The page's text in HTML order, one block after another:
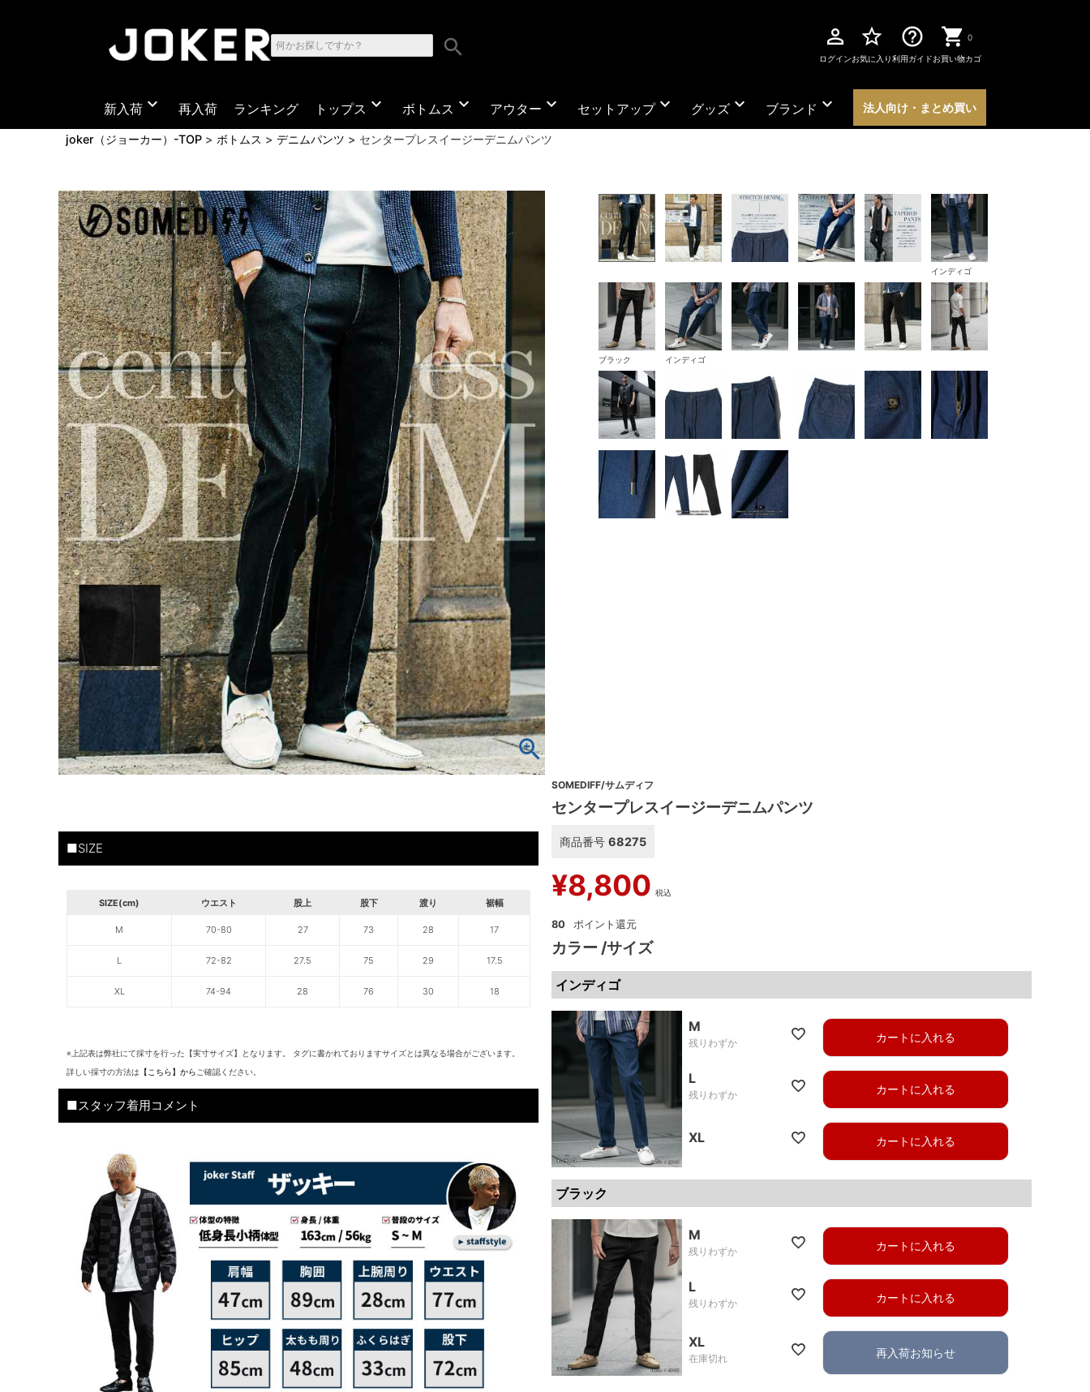
search perm_identity
ログイン
star_border
お気に入り
help_outline
利用ガイド
0
お買い物カゴ
新入荷 expand_more 再入荷 ランキング トップス expand_more ボトムス expand_more アウター expand_more セットアップexpand_more グッズ expand_more ブランド expand_more 法人向け・まとめ買い
joker（ジョーカー）-TOP ボトムス デニムパンツ センタープレスイージーデニムパンツ
インディゴ
ブラック インディゴ
■SIZE
SIZE(cm) ウエスト 股上 股下 渡り 裾幅
M 70-80 27 73 28 17
L 72-82 27.5 75 29 17.5
XL 74-94 28 76 30 18
※上記表は弊社にて採寸を行った【実寸サイズ】となります。 タグに書かれておりますサイズとは異なる場合がございます。
詳しい採寸の方法は 【こちら】から ご確認ください。
■スタッフ着用コメント
SOMEDIFF/サムディフ
センタープレスイージーデニムパンツ
商品番号 68275
¥8,800 税込
80
カラー サイズ
インディゴ
M
残りわずか カートに入れる
L
残りわずか カートに入れる
XL カートに入れる
ブラック
M
残りわずか カートに入れる
L
残りわずか カートに入れる
XL
在庫切れ 再入荷お知らせ